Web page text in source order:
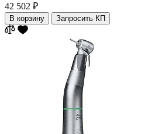
42 502 ₽
В корзину Запросить КП